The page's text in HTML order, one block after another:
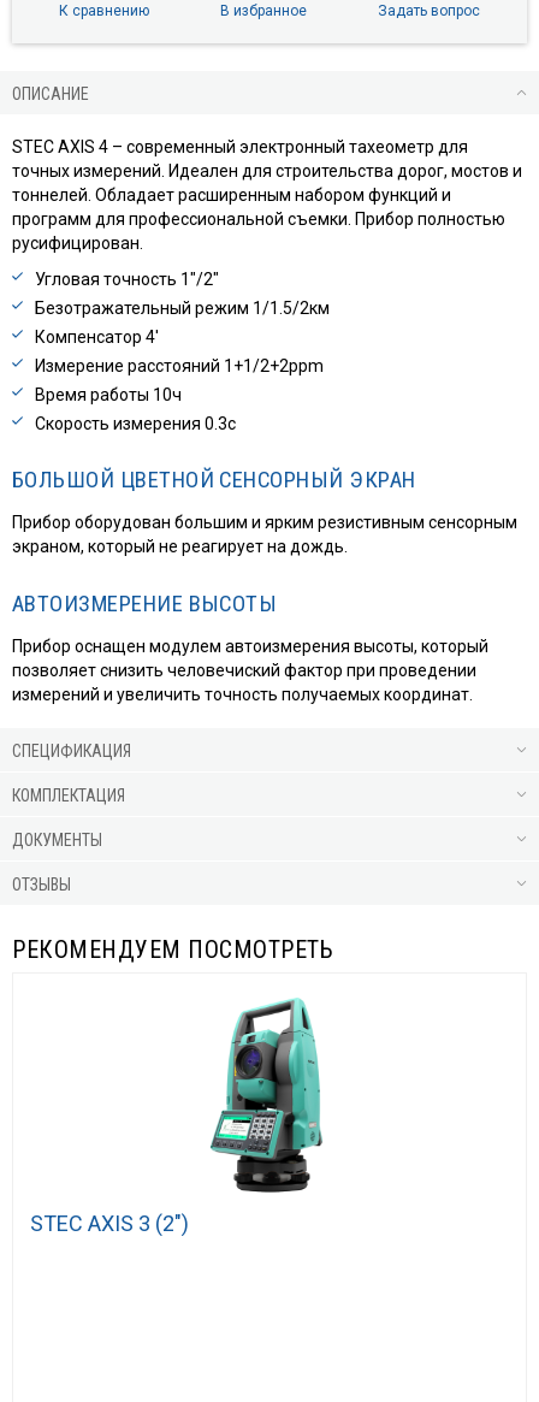
К сравнению В избранное Задать вопрос
ОПИСАНИЕ
STEC AXIS 4 – современный электронный тахеометр для
точных измерений. Идеален для строительства дорог, мостов и
тоннелей. Обладает расширенным набором функций и
программ для профессиональной съемки. Прибор полностью
русифицирован.
Угловая точность 1″/2″
Безотражательный режим 1/1.5/2км
Компенсатор 4′
Измерение расстояний 1+1/2+2ppm
Время работы 10ч
Скорость измерения 0.3с
БОЛЬШОЙ ЦВЕТНОЙ СЕНСОРНЫЙ ЭКРАН
Прибор оборудован большим и ярким резистивным сенсорным
экраном, который не реагирует на дождь.
АВТОИЗМЕРЕНИЕ ВЫСОТЫ
Прибор оснащен модулем автоизмерения высоты, который
позволяет снизить человечиский фактор при проведении
измерений и увеличить точность получаемых координат.
СПЕЦИФИКАЦИЯ
КОМПЛЕКТАЦИЯ
ДОКУМЕНТЫ
ОТЗЫВЫ
РЕКОМЕНДУЕМ ПОСМОТРЕТЬ
STEC AXIS 3 (2″)